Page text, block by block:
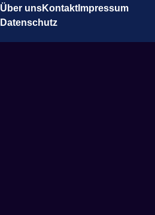
Über unsKontaktImpressum
Datenschutz